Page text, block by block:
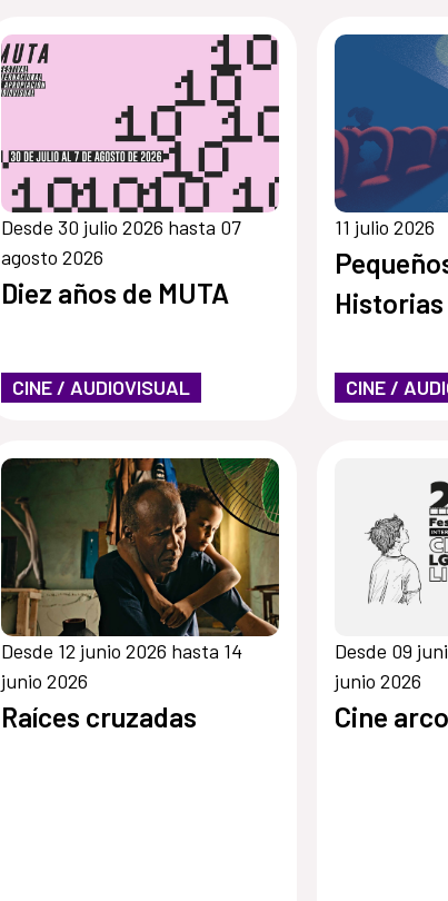
Desde 30 julio 2026 hasta 07
agosto 2026
Diez años de MUTA
CINE / AUDIOVISUAL
11 julio 2026
CINE /
Desde 12 junio 2026 hasta 14
junio 2026
Raíces cruzadas
Desde 09
junio 2026
Cine